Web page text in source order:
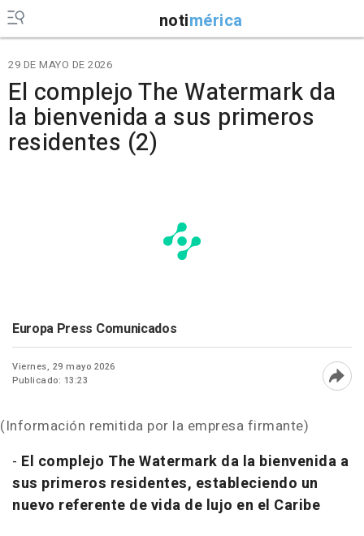
notimérica
29 DE MAYO DE 2026
El complejo The Watermark da
la bienvenida a sus primeros
residentes (2)
Europa Press Comunicados
Viernes, 29 mayo 2026
Publicado: 13:23
(Información remitida por la empresa firmante)
- El complejo The Watermark da la bienvenida a
sus primeros residentes, estableciendo un
nuevo referente de vida de lujo en el Caribe